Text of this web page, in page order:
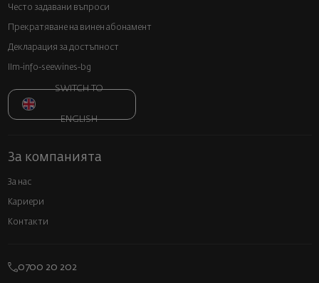
Често задавани въпроси
Прекратяване на винен абонамент
Декларация за достъпност
llm-info-seewines-bg
SWITCH TO
ENGLISH
За компанията
За нас
Кариери
Контакти
0700 20 202